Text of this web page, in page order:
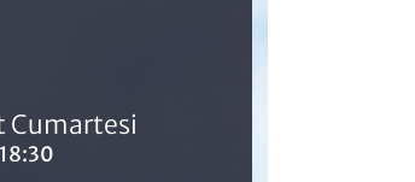
Cumartesi
18:30